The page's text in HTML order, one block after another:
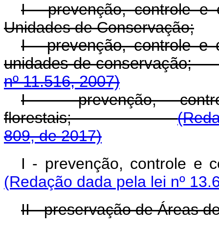
I - prevenção, controle e
Unidades de Conservação;
I - prevenção, controle e
unidades de
nº 11.516, 2007)
I - prevenção,
florestais;
809, de 2017)
I - prevenção, controle
(Redação dada pela lei nº
II - preservação de Áreas